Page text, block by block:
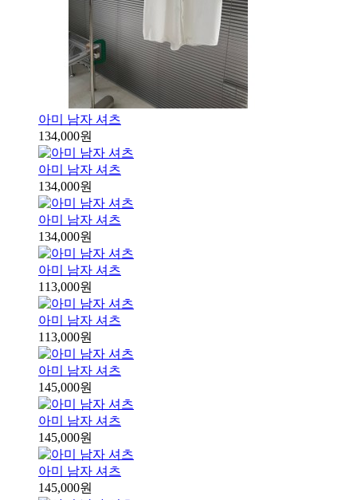
아미 남자 셔츠
134,000원
아미 남자 셔츠
134,000원
아미 남자 셔츠
134,000원
아미 남자 셔츠
113,000원
아미 남자 셔츠
113,000원
아미 남자 셔츠
145,000원
아미 남자 셔츠
145,000원
아미 남자 셔츠
145,000원